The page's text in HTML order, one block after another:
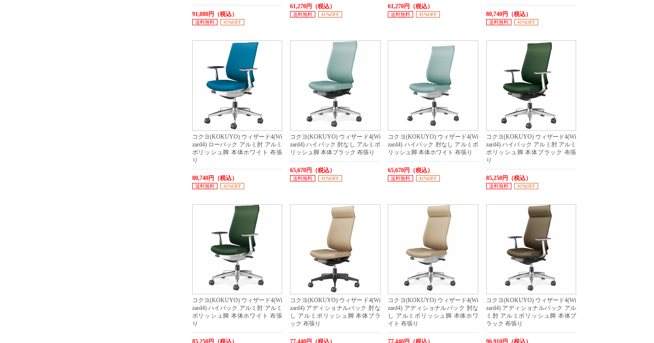
91,080円（税込）
送料無料 41%OFF
61,270円（税込）
送料無料 41%OFF
61,270円（税込）
送料無料 41%OFF 80,740円（税込）
送料無料 41%OFF
コクヨ(KOKUYO) ウィザード4(Wi
zard4) ローバック アルミ肘 アルミ
ポリッシュ脚 本体ホワイト 布張
り
80,740円（税込）
送料無料 41%OFF
コクヨ(KOKUYO) ウィザード4(Wi
zard4) ハイバック 肘なし アルミポ
リッシュ脚 本体ブラック 布張り
65,670円（税込）
送料無料 41%OFF
コクヨ(KOKUYO) ウィザード4(Wi
zard4) ハイバック 肘なし アルミポ
リッシュ脚 本体ホワイト 布張り
65,670円（税込）
送料無料 41%OFF
コクヨ(KOKUYO) ウィザード4(Wi
zard4) ハイバック アルミ肘 アルミ
ポリッシュ脚 本体ブラック 布張
り
85,250円（税込）
送料無料 41%OFF
コクヨ(KOKUYO) ウィザード4(Wi
zard4) ハイバック アルミ肘 アルミ
ポリッシュ脚 本体ホワイト 布張
り
コクヨ(KOKUYO) ウィザード4(Wi
zard4) アディショナルバック 肘な
し アルミポリッシュ脚 本体ブラ
ック 布張り
コクヨ(KOKUYO) ウィザード4(Wi
zard4) アディショナルバック 肘な
し アルミポリッシュ脚 本体ホワ
イト 布張り
コクヨ(KOKUYO) ウィザード4(Wi
zard4) アディショナルバック アル
ミ肘 アルミポリッシュ脚 本体ブ
ラック 布張り